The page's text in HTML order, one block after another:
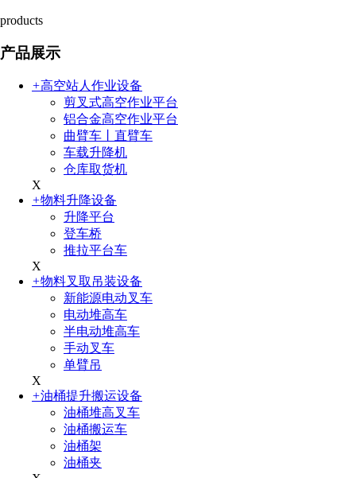
products
产品展示
+高空站人作业设备
剪叉式高空作业平台
铝合金高空作业平台
曲臂车丨直臂车
车载升降机
仓库取货机
X
+物料升降设备
升降平台
登车桥
推拉平台车
X
+物料叉取吊装设备
新能源电动叉车
电动堆高车
半电动堆高车
手动叉车
单臂吊
X
+油桶提升搬运设备
油桶堆高叉车
油桶搬运车
油桶架
油桶夹